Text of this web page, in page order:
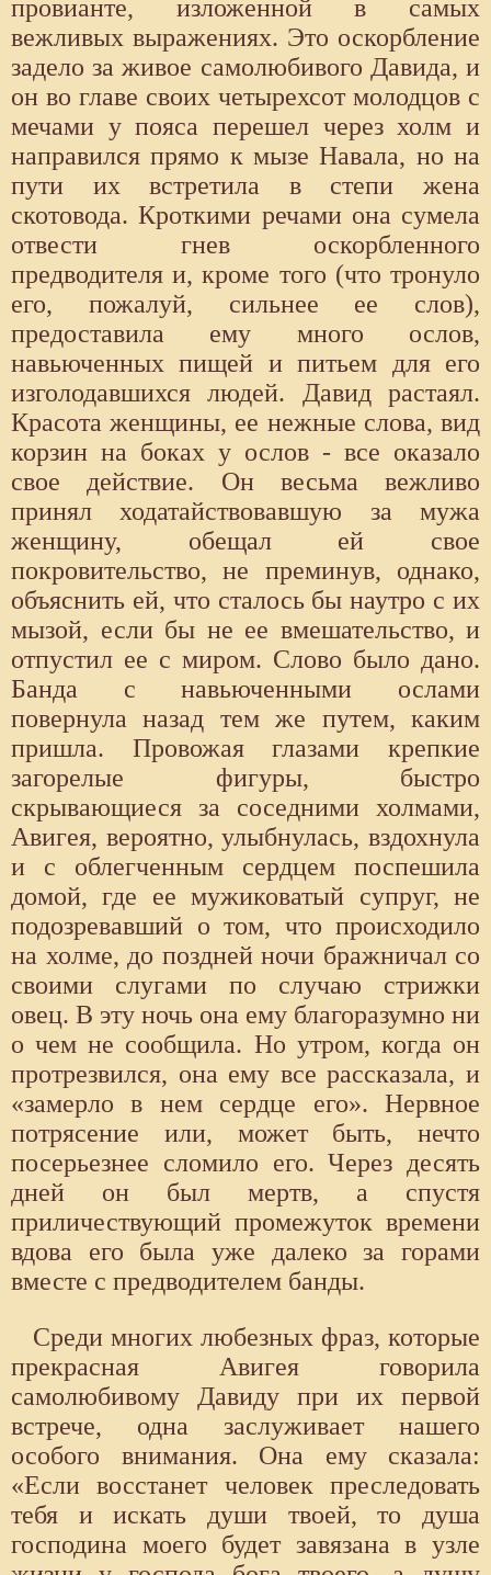
провианте, изложенной в самых
вежливых выражениях. Это оскорбление
задело за живое самолюбивого Давида, и
он во главе своих четырехсот молодцов с
мечами у пояса перешел через холм и
направился прямо к мызе Навала, но на
пути их встретила в степи жена
скотовода. Кроткими речами она сумела
отвести гнев оскорбленного
предводителя и, кроме того (что тронуло
его, пожалуй, сильнее ее слов),
предоставила ему много ослов,
навьюченных пищей и питьем для его
изголодавшихся людей. Давид растаял.
Красота женщины, ее нежные слова, вид
корзин на боках у ослов - все оказало
свое действие. Он весьма вежливо
принял ходатайствовавшую за мужа
женщину, обещал ей свое
покровительство, не преминув, однако,
объяснить ей, что сталось бы наутро с их
мызой, если бы не ее вмешательство, и
отпустил ее с миром. Слово было дано.
Банда с навьюченными ослами
повернула назад тем же путем, каким
пришла. Провожая глазами крепкие
загорелые фигуры, быстро
скрывающиеся за соседними холмами,
Авигея, вероятно, улыбнулась, вздохнула
и с облегченным сердцем поспешила
домой, где ее мужиковатый супруг, не
подозревавший о том, что происходило
на холме, до поздней ночи бражничал со
своими слугами по случаю стрижки
овец. В эту ночь она ему благоразумно ни
о чем не сообщила. Но утром, когда он
протрезвился, она ему все рассказала, и
«замерло в нем сердце его». Нервное
потрясение или, может быть, нечто
посерьезнее сломило его. Через десять
дней он был мертв, а спустя
приличествующий промежуток времени
вдова его была уже далеко за горами
вместе с предводителем банды.
Среди многих любезных фраз, которые
прекрасная Авигея говорила
самолюбивому Давиду при их первой
встрече, одна заслуживает нашего
особого внимания. Она ему сказала:
«Если восстанет человек преследовать
тебя и искать души твоей, то душа
господина моего будет завязана в узле